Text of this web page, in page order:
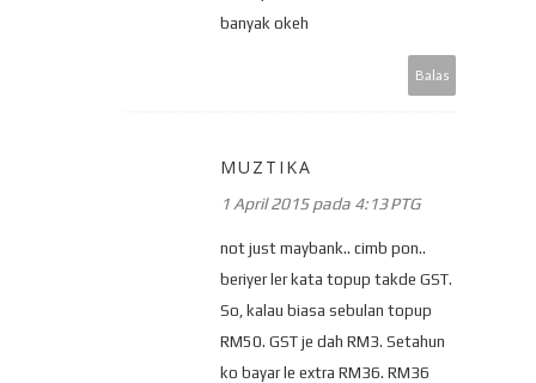
banyak okeh
Balas
MUZTIKA
1 April 2015 pada 4:13 PTG
not just maybank.. cimb pon..
beriyer ler kata topup takde GST.
So, kalau biasa sebulan topup
RM50. GST je dah RM3. Setahun
ko bayar le extra RM36. RM36